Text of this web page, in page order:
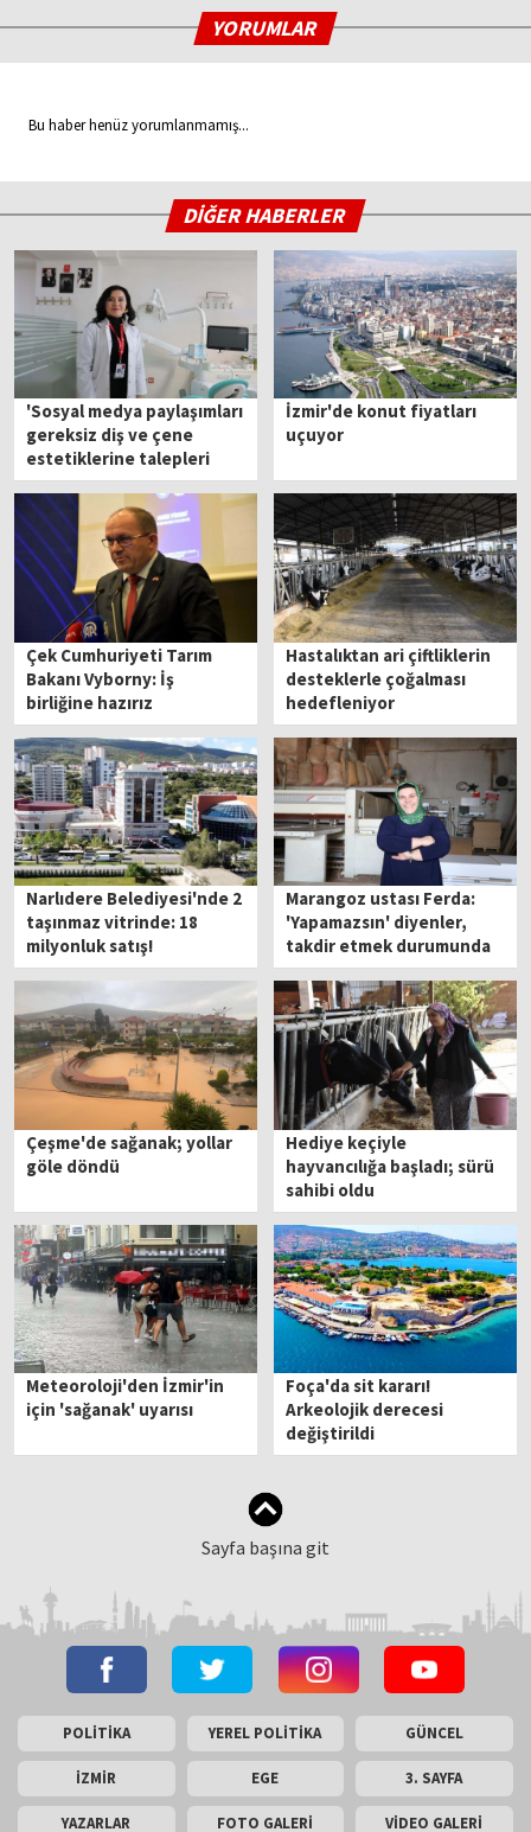
YORUMLAR
Bu haber henüz yorumlanmamış...
DİĞER HABERLER
'Sosyal medya paylaşımları
gereksiz diş ve çene
estetiklerine talepleri
artırdı'
İzmir'de konut fiyatları
uçuyor
Çek Cumhuriyeti Tarım
Bakanı Vyborny: İş
birliğine hazırız
Hastalıktan ari çiftliklerin
desteklerle çoğalması
hedefleniyor
Narlıdere Belediyesi'nde 2
taşınmaz vitrinde: 18
milyonluk satış!
Marangoz ustası Ferda:
'Yapamazsın' diyenler,
takdir etmek durumunda
kaldı
Çeşme'de sağanak; yollar
göle döndü
Hediye keçiyle
hayvancılığa başladı; sürü
sahibi oldu
Meteoroloji'den İzmir'in
için 'sağanak' uyarısı
Foça'da sit kararı!
Arkeolojik derecesi
değiştirildi
Sayfa başına git
POLİTİKA YEREL POLİTİKA GÜNCEL
İZMİR EGE 3. SAYFA
YAZARLAR FOTO GALERİ VİDEO GALERİ